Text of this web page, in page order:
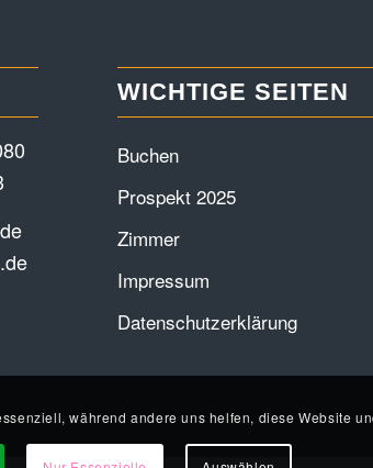
WICHTIGE SEITEN
Buchen
Prospekt 2025
Zimmer
Impressum
Datenschutzerklärung
während andere uns helfen, diese Website